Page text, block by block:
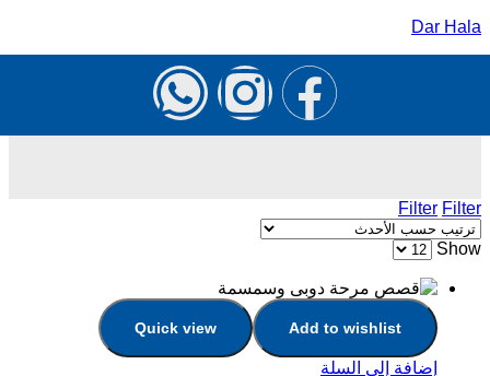
Dar Hala
Filter Filter
Show
Add to wishlist
Quick view
إضافة إلى السلة